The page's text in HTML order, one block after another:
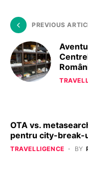
PREVIOUS
OTA vs.
pentru city-break-
TRAVELLIGENCE BY